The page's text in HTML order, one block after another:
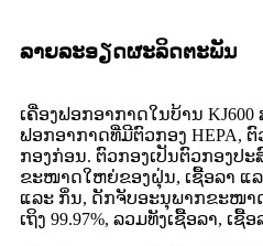
ລາຍລະອຽດຜະລິດຕະພັນ
ເຄື່ອງຟອກອາກາດໃນບ້ານ KJ600
ຟອກອາກາດທີ່ມີຕົວກອງ HEPA,
ກອງກ່ອນ. ຕົວກອງເປັນຕົວກອງປ
ຂະໜາດໃຫຍ່ຂອງຝຸ່ນ, ເຊື້ອລາ ແ
ແລະ ກິ່ນ, ດັກຈັບອະນຸພາກຂະໜາ
ເຖິງ 99.97%, ລວມທັງເຊື້ອລາ, ເຊື້